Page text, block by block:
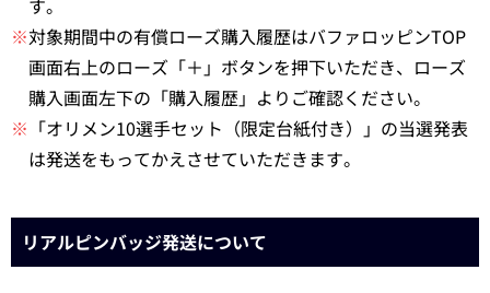
※対象期間中の有償ローズ購入履歴はバファロッピンTOP
画面右上のローズ「＋」ボタンを押下いただき、ローズ
購入画面左下の「購入履歴」よりご確認ください。
※ 「オリメン10選手セット（限定台紙付き）」の当選発表
は発送をもってかえさせていただきます。
リアルピンバッジ発送について